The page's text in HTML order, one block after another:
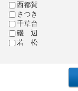
西都賀
さつき
千草台
磯 辺
若 松